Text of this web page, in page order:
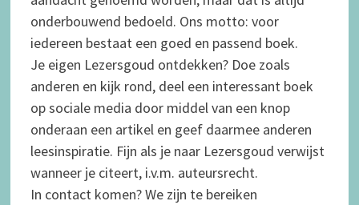
onderbouwend bedoeld. Ons motto: voor
iedereen bestaat een goed en passend boek.
Je eigen Lezersgoud ontdekken? Doe zoals
anderen en kijk rond, deel een interessant boek
op sociale media door middel van een knop
onderaan een artikel en geef daarmee anderen
leesinspiratie. Fijn als je naar Lezersgoud verwijst
wanneer je citeert, i.v.m. auteursrecht.
In contact komen? We zijn te bereiken